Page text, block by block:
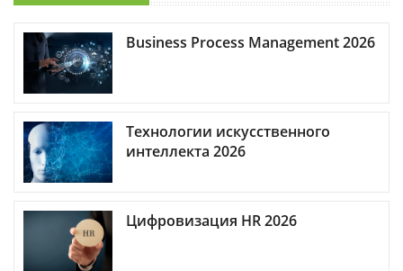
Business Process Management 2026
Технологии искусственного
интеллекта 2026
Цифровизация HR 2026